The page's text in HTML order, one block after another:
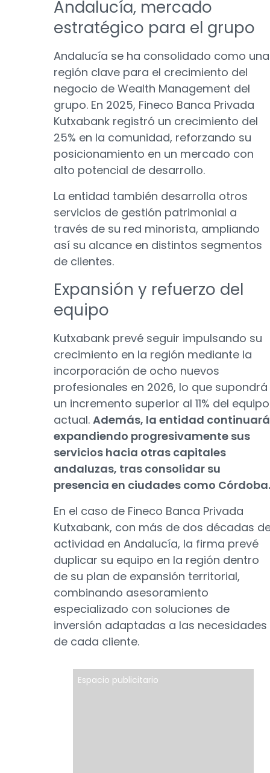
Andalucía, mercado
estratégico para el grupo
Andalucía se ha consolidado como una
región clave para el crecimiento del
negocio de Wealth Management del
grupo. En 2025, Fineco Banca Privada
Kutxabank registró un crecimiento del
25% en la comunidad, reforzando su
posicionamiento en un mercado con
alto potencial de desarrollo.
La entidad también desarrolla otros
servicios de gestión patrimonial a
través de su red minorista, ampliando
así su alcance en distintos segmentos
de clientes.
Expansión y refuerzo del
equipo
Kutxabank prevé seguir impulsando su
crecimiento en la región mediante la
incorporación de ocho nuevos
profesionales en 2026, lo que supondrá
un incremento superior al 11% del equipo
actual. Además, la entidad continuará
expandiendo progresivamente sus
servicios hacia otras capitales
andaluzas, tras consolidar su
presencia en ciudades como Córdoba.
En el caso de Fineco Banca Privada
Kutxabank, con más de dos décadas
actividad en Andalucía, la firma prevé
duplicar su equipo en la región dentro
de su plan de expansión territorial,
combinando asesoramiento
especializado con soluciones de
inversión adaptadas a las necesidades
de cada cliente.
Espacio publicitario